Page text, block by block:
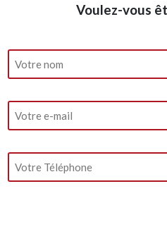
Voulez-vous